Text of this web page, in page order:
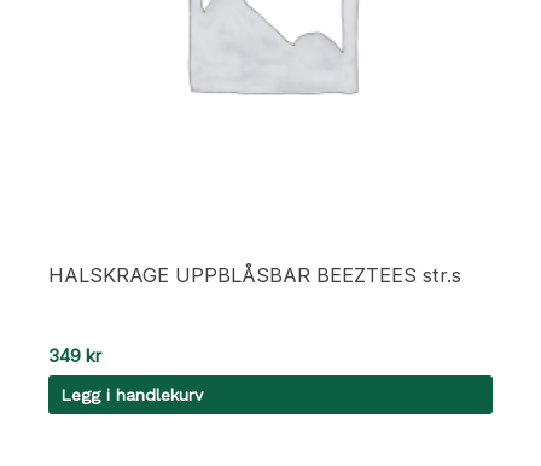
HALSKRAGE UPPBLÅSBAR BEEZTEES str.s
349 kr
Legg i handlekurv